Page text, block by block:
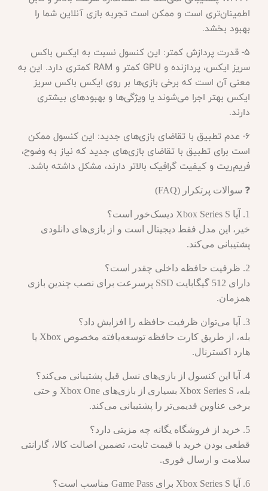
اطمینان‌تری است و ممکن است تجربه بازی آنلاین شما را
بهبود بخشد.
5- قدرت پردازش کمتر: این کنسول نسبت به ایکس باکس
سریز ایکس، پردازنده و GPU کمتر و RAM کمتری دارد. این به
معنی آن است که برخی بازی‌ها بر روی ایکس باکس سریز
ایکس بهتر اجرا می‌شوند یا ویژگی‌ها و بهبودهای بیشتری
دارند.
6- عدم تطبیق با تقاضای بازی‌های جدید: این کنسول ممکن
است برای تطبیق با تقاضای بازی‌های جدید که نیاز به وضوح،
فریم‌ریت و کیفیت گرافیک بالاتر دارند، مشکل داشته باشد.
❓ سوالات پرتکرار (FAQ)
1. آیا Xbox Series S دیسک‌خور است؟
خیر، این مدل فقط دیجیتال است و از بازی‌های دانلودی
پشتیبانی می‌کند.
2. ظرفیت حافظه داخلی چقدر است؟
دارای 512 گیگابایت SSD پرسرعت برای نصب چندین بازی
همزمان.
3. آیا می‌توان ظرفیت حافظه را افزایش داد؟
بله، از طریق کارت حافظه توسعه‌یافته مخصوص Xbox یا
هارد اکسترنال.
4. آیا این کنسول از بازی‌های نسل قبل پشتیبانی می‌کند؟
بله، Xbox Series S بسیاری از بازی‌های Xbox One و حتی
برخی عناوین قدیمی‌تر را پشتیبانی می‌کند.
5. خرید از فروشگاه یگانه چه مزیتی دارد؟
قطعی بودن خرید با قیمت ثابت، تضمین اصالت کالا، گارانتی
سلامت و ارسال فوری.
6. آیا Xbox Series S برای Game Pass مناسب است؟